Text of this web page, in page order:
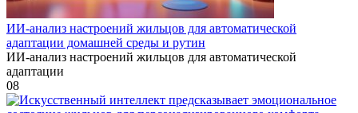
ИИ-анализ настроений жильцов для автоматической
адаптации домашней среды и рутин
ИИ-анализ настроений жильцов для автоматической
адаптации
08